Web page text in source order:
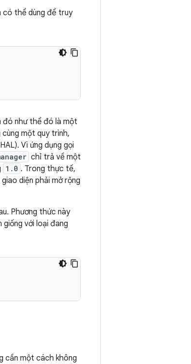
có thể dùng để truy
đó như thể đó là một
một quy trình,
Vì ứng dụng gọi
chỉ trả về một
1.0 . Trong thực tế,
diện phải mở rộng
Phương thức này
với loại đang
cần một cách không